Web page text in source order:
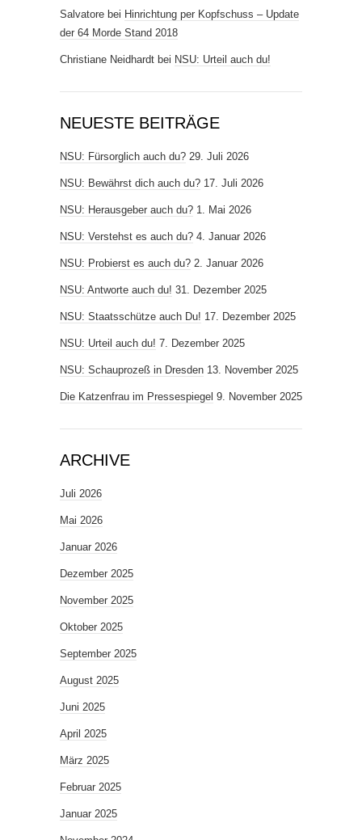
Salvatore bei Hinrichtung per Kopfschuss – Update
der 64 Morde Stand 2018
Christiane Neidhardt bei NSU: Urteil auch du!
NEUESTE BEITRÄGE
NSU: Fürsorglich auch du? 29. Juli 2026
NSU: Bewährst dich auch du? 17. Juli 2026
NSU: Herausgeber auch du? 1. Mai 2026
NSU: Verstehst es auch du? 4. Januar 2026
NSU: Probierst es auch du? 2. Januar 2026
NSU: Antworte auch du! 31. Dezember 2025
NSU: Staatsschütze auch Du! 17. Dezember 2025
NSU: Urteil auch du! 7. Dezember 2025
NSU: Schauprozeß in Dresden 13. November 2025
Die Katzenfrau im Pressespiegel 9. November 2025
ARCHIVE
Juli 2026
Mai 2026
Januar 2026
Dezember 2025
November 2025
Oktober 2025
September 2025
August 2025
Juni 2025
April 2025
März 2025
Februar 2025
Januar 2025